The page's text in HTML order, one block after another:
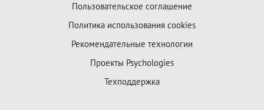
Пользовательское соглашение
Политика использования cookies
Рекомендательные технологии
Проекты Psychologies
Техподдержка